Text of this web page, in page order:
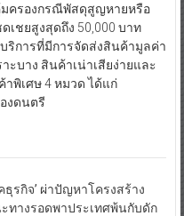
มครองกรณีพัสดุสูญหายหรือ
เชยสูงสุดถึง 50,000 บาท
ริการที่มีการจัดส่งสินค้ามูลค่า
ะบาง สินค้าเน่าเสียง่ายและ
พิเศษ 4 หมวด ได้แก่
งดนตรี
ธุรกิจ’ ผ่าปัญหาโครงสร้าง
ทางรอดพาประเทศพ้นกับดัก